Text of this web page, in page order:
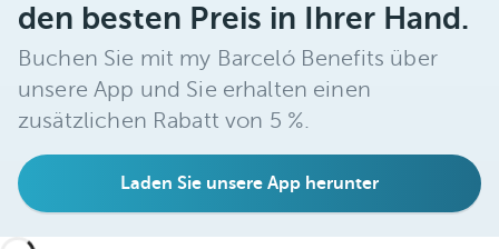
den besten Preis in Ihrer Hand.
Buchen Sie mit my Barceló Benefits über
unsere App und Sie erhalten einen
zusätzlichen Rabatt von 5 %.
Laden Sie unsere App herunter